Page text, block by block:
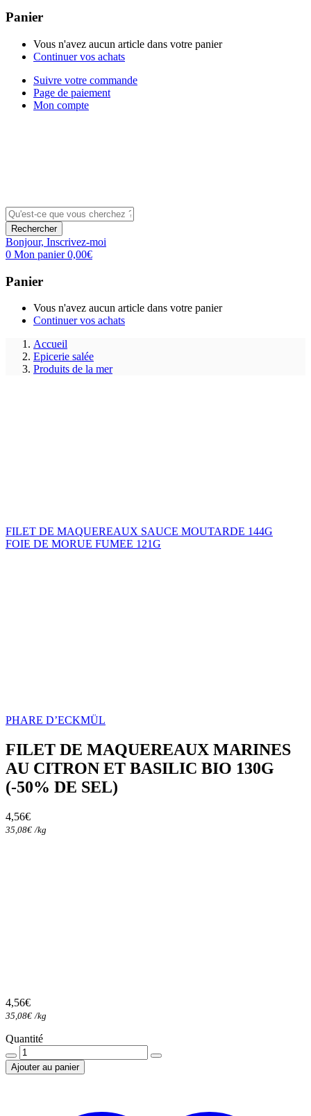
Panier
Vous n'avez aucun article dans votre panier
Continuer vos achats
Suivre votre commande
Page de paiement
Mon compte
Rechercher
Bonjour, Inscrivez-moi
0 Mon panier0,00€
Panier
Vous n'avez aucun article dans votre panier
Continuer vos achats
Accueil
Epicerie salée
Produits de la mer
FILET DE MAQUEREAUX SAUCE MOUTARDE 144G
FOIE DE MORUE FUMEE 121G
PHARE D’ECKMÜL
FILET DE MAQUEREAUX MARINES
AU CITRON ET BASILIC BIO 130G
(-50% DE SEL)
4,56€
35,08€ /kg
4,56€
35,08€ /kg
QuantitéQuantité
Ajouter au panier